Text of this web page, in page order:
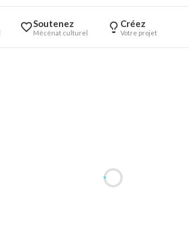
Soutenez
Mécénat culturel
Créez
Votre projet